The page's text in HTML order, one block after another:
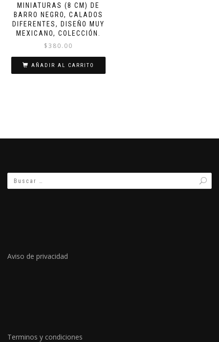
MINIATURAS (8 CM) DE
BARRO NEGRO, CALADOS
DIFERENTES, DISEÑO MUY
MEXICANO, COLECCIÓN.
$380.00
AÑADIR AL CARRITO
Aviso de privacidad
Terminos y condiciones